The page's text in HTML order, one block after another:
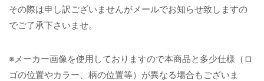
その際は申し訳ございませんがメールでお知らせ致しますの
でご了承下さいませ。
※メーカー画像を使用しておりますので本商品と多少仕様（ロ
ゴの位置やカラー、柄の位置等）が異なる場合もございま